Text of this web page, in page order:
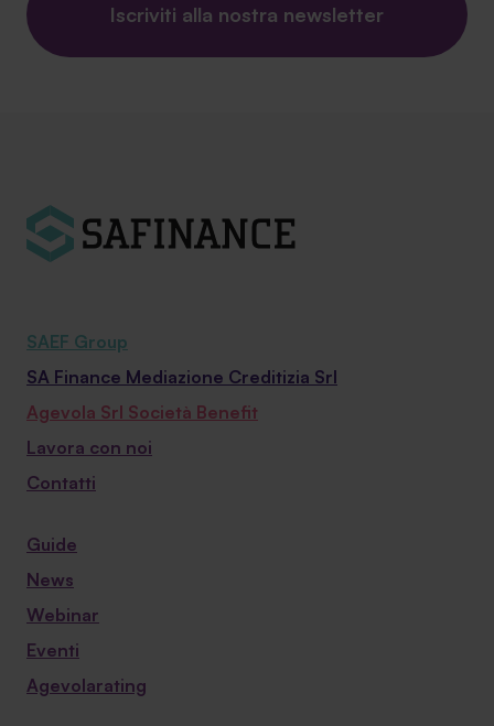
Iscriviti alla nostra newsletter
SAEF Group
SA Finance Mediazione Creditizia Srl
Agevola Srl Società Benefit
Lavora con noi
Contatti
Guide
News
Webinar
Eventi
Agevolarating